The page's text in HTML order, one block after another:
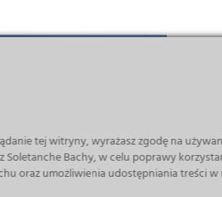
tej witryny, wyrażasz zgodę na
Bachy, w celu poprawy
oraz umożliwienia udostępniania treści w